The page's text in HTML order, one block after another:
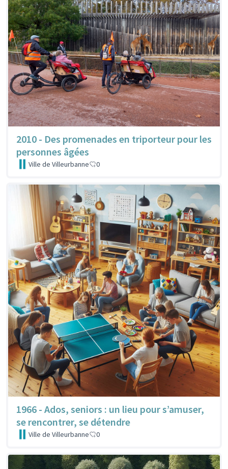
2010 - Des promenades en triporteur pour les
personnes âgées
Ville de Villeurbanne 0
1966 - Ados, seniors : un lieu pour s’amuser,
se rencontrer, se détendre
Ville de Villeurbanne 0